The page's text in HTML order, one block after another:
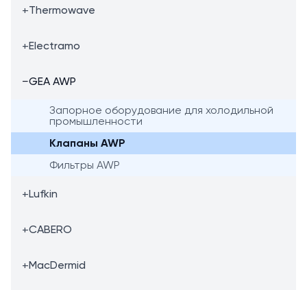
+Thermowave
+Electramo
−GEA AWP
Запорное оборудование для холодильной
промышленности
Клапаны AWP
Фильтры AWP
+Lufkin
+CABERO
+MacDermid